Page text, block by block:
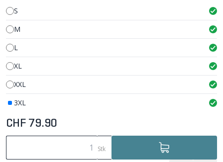
S
M
L
XL
XXL
3XL
CHF 79.90
Stk